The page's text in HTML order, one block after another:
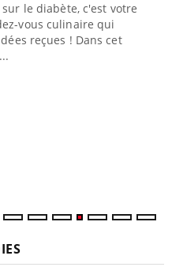
le diabète, c'est votre
vous culinaire qui
reçues ! Dans cet